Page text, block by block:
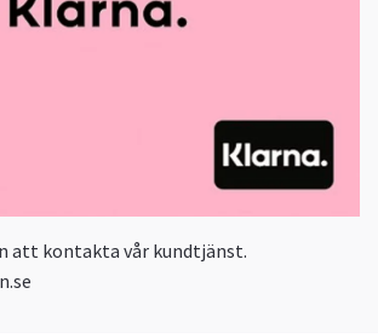
att kontakta vår kundtjänst.